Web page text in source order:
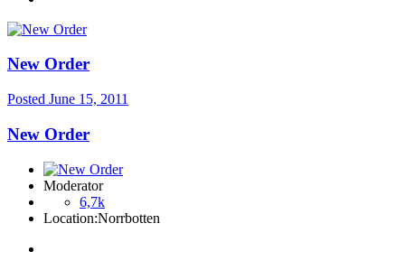
New Order
Posted June 15, 2011
New Order
Moderator
6,7k
Location:Norrbotten